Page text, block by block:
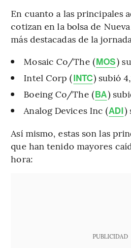
En cuanto a las principales
cotizan en la bolsa de
más destacadas de la
Mosaic Co/The (MOS)
Intel Corp (INTC) subió
Boeing Co/The (BA)
Analog Devices Inc (ADI)
Así mismo, estas son las
que han tenido mayores
hora:
PUBLICIDAD